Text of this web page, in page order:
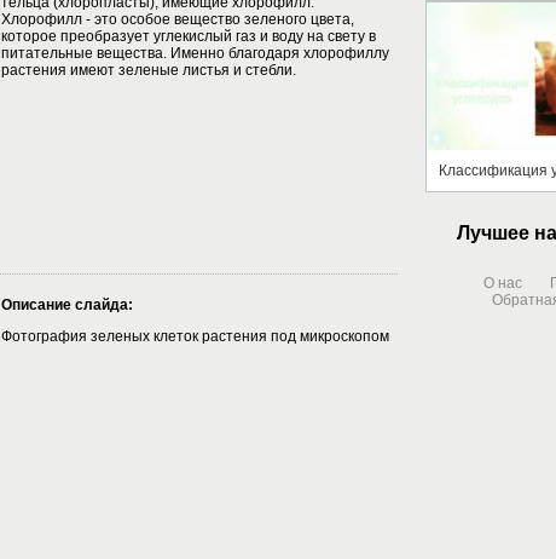
Хлорофилл - это особое вещество зеленого цвета,
которое преобразует углекислый газ и воду на свету в
питательные вещества. Именно благодаря хлорофиллу
растения имеют зеленые листья и стебли.
Описание слайда:
Фотография зеленых клеток растения под микроскопом
Классификация
Лучшее
О нас